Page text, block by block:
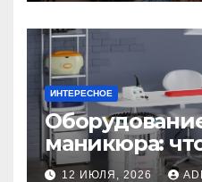
ИНТЕРЕСНОЕ
маникюра:
идеального
12 ИЮЛЯ, 2026